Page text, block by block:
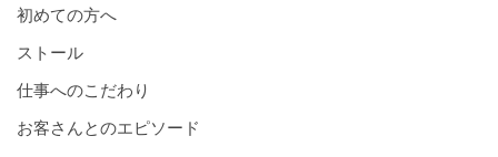
初めての方へ
ストール
仕事へのこだわり
お客さんとのエピソード